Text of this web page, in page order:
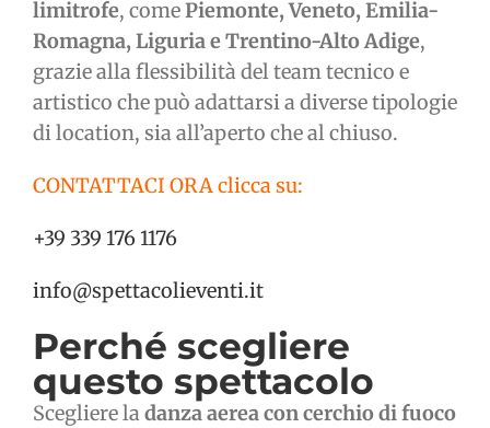
limitrofe, comePiemonte, Veneto, Emilia-
Romagna, Liguria e Trentino-Alto Adige,
grazie alla flessibilità del team tecnico e
artistico che può adattarsi a diverse tipologie
di location, sia all’aperto che al chiuso.
CONTATTACI ORA clicca su:
+39 339 176 1176
info@spettacolieventi.it
Perché scegliere
questo spettacolo
Scegliere ladanza aerea con cerchio di fuoco